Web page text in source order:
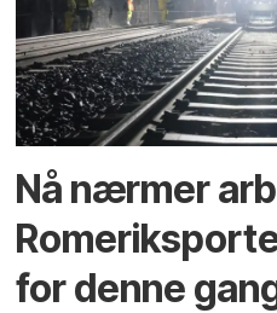
Nå nærmer
for denne